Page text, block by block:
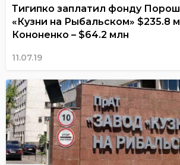
Тигипко заплатил фонду
«Кузни на Рыбальском» $235.8
Кононенко – $64.2 млн
11.07.19